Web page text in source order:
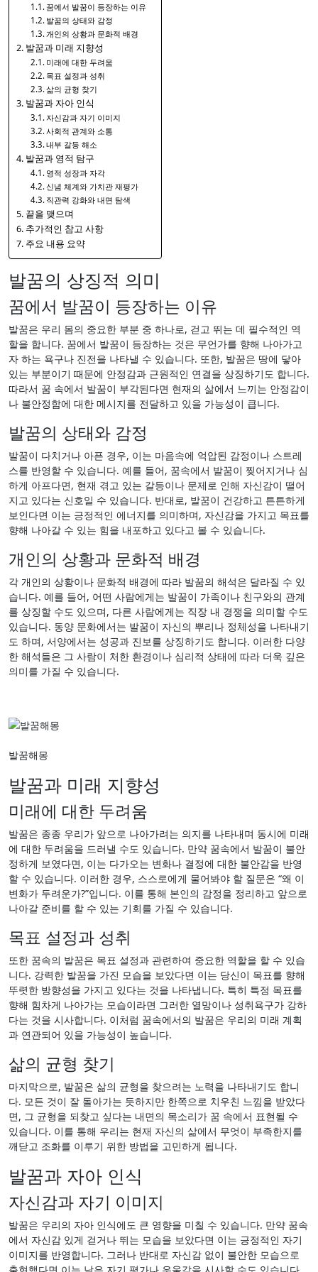
꿈에서 발꿈이 등장하는 이유
발꿈의 상태와 감정
개인의 상황과 문화적 배경
발꿈과 미래 지향성
미래에 대한 두려움
목표 설정과 성취
삶의 균형 찾기
발꿈과 자아 인식
자신감과 자기 이미지
사회적 관계와 소통
내부 갈등 해소
발꿈과 영적 탐구
영적 성장과 자각
신념 체계와 가치관 재평가
직관력 강화와 내면 탐색
끝을 맺으며
추가적인 참고 사항
주요 내용 요약
발꿈의 상징적 의미
꿈에서 발꿈이 등장하는 이유
발꿈은 우리 몸의 중요한 부분 중 하나로, 걷고 뛰는 데 필수적인 역
할을 합니다. 꿈에서 발꿈이 등장하는 것은 무언가를 향해 나아가고
자 하는 욕구나 진전을 나타낼 수 있습니다. 또한, 발꿈은 땅에 닿아
있는 부분이기 때문에 안정감과 근원적인 연결을 상징하기도 합니다.
따라서 꿈 속에서 발꿈이 부각된다면 현재의 삶에서 느끼는 안정감이
나 불안정함에 대한 메시지를 전달하고 있을 가능성이 큽니다.
발꿈의 상태와 감정
발꿈이 다치거나 아픈 경우, 이는 마음속에 억압된 감정이나 스트레
스를 반영할 수 있습니다. 예를 들어, 꿈속에서 발꿈이 찢어지거나 심
하게 아프다면, 현재 겪고 있는 갈등이나 문제로 인해 자신감이 떨어
지고 있다는 신호일 수 있습니다. 반대로, 발꿈이 건강하고 튼튼하게
보인다면 이는 긍정적인 에너지를 의미하며, 자신감을 가지고 목표를
향해 나아갈 수 있는 힘을 내포하고 있다고 볼 수 있습니다.
개인의 상황과 문화적 배경
각 개인의 상황이나 문화적 배경에 따라 발꿈의 해석은 달라질 수 있
습니다. 예를 들어, 어떤 사람에게는 발꿈이 가족이나 친구와의 관계
를 상징할 수도 있으며, 다른 사람에게는 직장 내 경쟁을 의미할 수도
있습니다. 동양 문화에서는 발꿈이 자신의 뿌리나 정체성을 나타내기
도 하며, 서양에서는 성공과 진보를 상징하기도 합니다. 이러한 다양
한 해석들은 그 사람이 처한 환경이나 심리적 상태에 따라 더욱 깊은
의미를 가질 수 있습니다.
발꿈해몽
발꿈과 미래 지향성
미래에 대한 두려움
발꿈은 종종 우리가 앞으로 나아가려는 의지를 나타내며 동시에 미래
에 대한 두려움을 드러낼 수도 있습니다. 만약 꿈속에서 발꿈이 불안
정하게 보였다면, 이는 다가오는 변화나 결정에 대한 불안감을 반영
할 수 있습니다. 이러한 경우, 스스로에게 물어봐야 할 질문은 “왜 이
변화가 두려운가?”입니다. 이를 통해 본인의 감정을 정리하고 앞으로
나아갈 준비를 할 수 있는 기회를 가질 수 있습니다.
목표 설정과 성취
또한 꿈속의 발꿈은 목표 설정과 관련하여 중요한 역할을 할 수 있습
니다. 강력한 발꿈을 가진 모습을 보았다면 이는 당신이 목표를 향해
뚜렷한 방향성을 가지고 있다는 것을 나타냅니다. 특히 특정 목표를
향해 힘차게 나아가는 모습이라면 그러한 열망이나 성취욕구가 강하
다는 것을 시사합니다. 이처럼 꿈속에서의 발꿈은 우리의 미래 계획
과 연관되어 있을 가능성이 높습니다.
삶의 균형 찾기
마지막으로, 발꿈은 삶의 균형을 찾으려는 노력을 나타내기도 합니
다. 모든 것이 잘 돌아가는 듯하지만 한쪽으로 치우친 느낌을 받았다
면, 그 균형을 되찾고 싶다는 내면의 목소리가 꿈 속에서 표현될 수
있습니다. 이를 통해 우리는 현재 자신의 삶에서 무엇이 부족한지를
깨닫고 조화를 이루기 위한 방법을 고민하게 됩니다.
발꿈과 자아 인식
자신감과 자기 이미지
발꿈은 우리의 자아 인식에도 큰 영향을 미칠 수 있습니다. 만약 꿈속
에서 자신감 있게 걷거나 뛰는 모습을 보았다면 이는 긍정적인 자기
이미지를 반영합니다. 그러나 반대로 자신감 없이 불안한 모습으로